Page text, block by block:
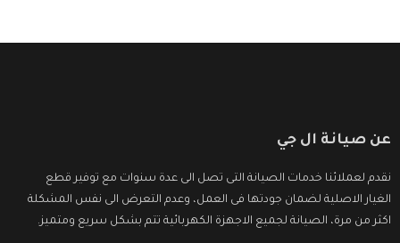
عن صيانة ال جي
نقدم لعملائنا خدمات الصيانة التى تصل الى عدة سنوات مع توفير قطع
الغيار الاصلية لضمان جودتها فى العمل، وعدم التعرض الى نفس المشكلة
اكثر من مرة، الصيانة لجميع الاجهزة الكهربائية تتم بشكل سريع ومتميز.